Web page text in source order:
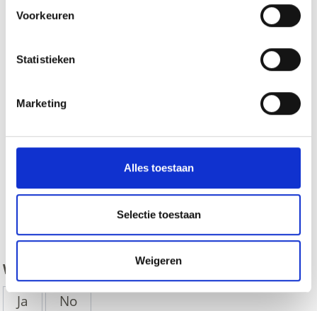
Voorkeuren
Statistieken
Marketing
Alles toestaan
Selectie toestaan
Weigeren
WAS DE INHOUD NUTTIG VOOR U?
Ja
No